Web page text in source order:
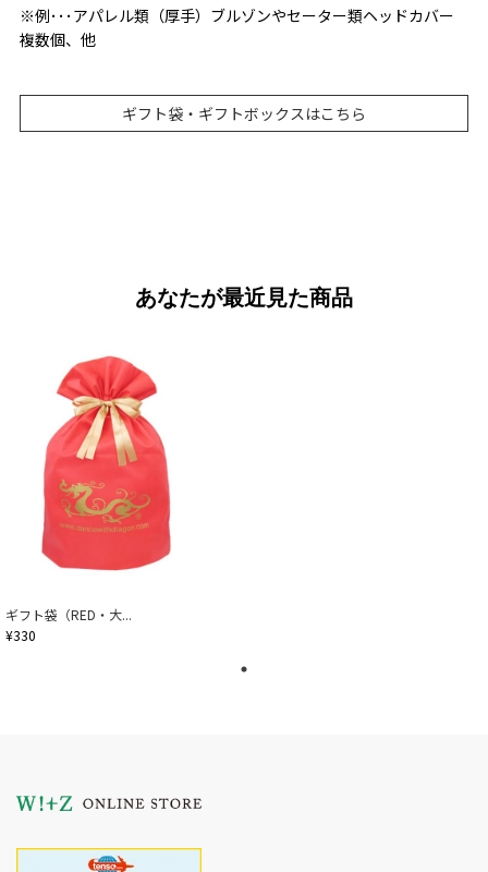
※例･･･アパレル類（厚手）ブルゾンやセーター類ヘッドカバー
複数個、他
ギフト袋・ギフトボックスはこちら
あなたが最近見た商品
ギフト袋（RED・大...
¥330